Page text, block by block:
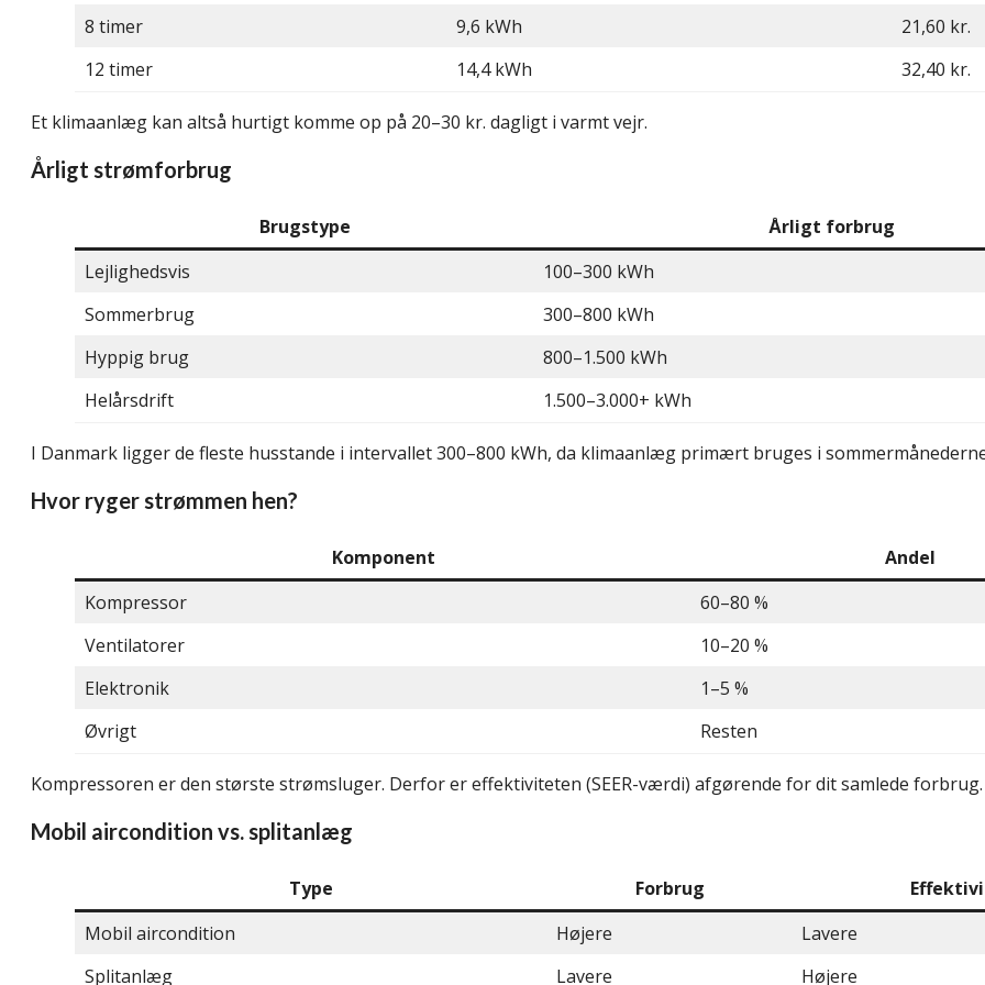
8 timer 9,6 kWh
21,60 kr.
12 timer
14,4 kWh 32,40 kr.
Et klimaanlæg kan altså hurtigt komme op på 20–30 kr. dagligt i varmt vejr.
Årligt strømforbrug
Brugstype
Årligt forbrug
Lejlighedsvis
100–300 kWh
Sommerbrug
300–800 kWh
Hyppig brug
800–1.500 kWh
Helårsdrift
1.500–3.000+ kWh
I Danmark ligger de fleste husstande i intervallet 300–800 kWh, da klimaanlæg primært bruges i
Hvor ryger strømmen hen?
Komponent
Andel
Kompressor
60–80 %
Ventilatorer
10–20 %
Elektronik
1–5 %
Øvrigt
Resten
Kompressoren er den største strømsluger. Derfor er effektiviteten (SEER-værdi) afgørende for dit samlede forbrug.
Mobil aircondition vs. splitanlæg
Type Forbrug
Mobil aircondition
Højere
Lavere
Splitanlæg
Lavere Højere